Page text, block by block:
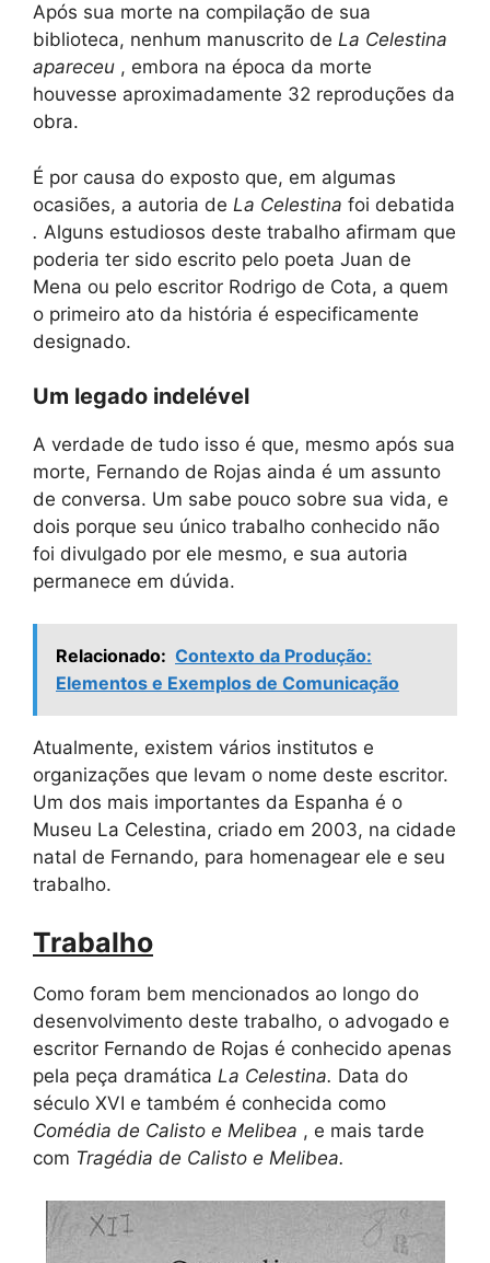
Após sua morte na compilação de sua
biblioteca, nenhum manuscrito de La Celestina
apareceu , embora na época da morte
houvesse aproximadamente 32 reproduções da
obra.
É por causa do exposto que, em algumas
ocasiões, a autoria de La Celestina foi debatida
. Alguns estudiosos deste trabalho afirmam que
poderia ter sido escrito pelo poeta Juan de
Mena ou pelo escritor Rodrigo de Cota, a quem
o primeiro ato da história é especificamente
designado.
Um legado indelével
A verdade de tudo isso é que, mesmo após sua
morte, Fernando de Rojas ainda é um assunto
de conversa. Um sabe pouco sobre sua vida, e
dois porque seu único trabalho conhecido não
foi divulgado por ele mesmo, e sua autoria
permanece em dúvida.
Relacionado: Contexto da Produção:
Elementos e Exemplos de Comunicação
Atualmente, existem vários institutos e
organizações que levam o nome deste escritor.
Um dos mais importantes da Espanha é o
Museu La Celestina, criado em 2003, na cidade
natal de Fernando, para homenagear ele e seu
trabalho.
Trabalho
Como foram bem mencionados ao longo do
desenvolvimento deste trabalho, o advogado e
escritor Fernando de Rojas é conhecido apenas
pela peça dramática La Celestina. Data do
século XVI e também é conhecida como
Comédia de Calisto e Melibea , e mais tarde
com Tragédia de Calisto e Melibea.